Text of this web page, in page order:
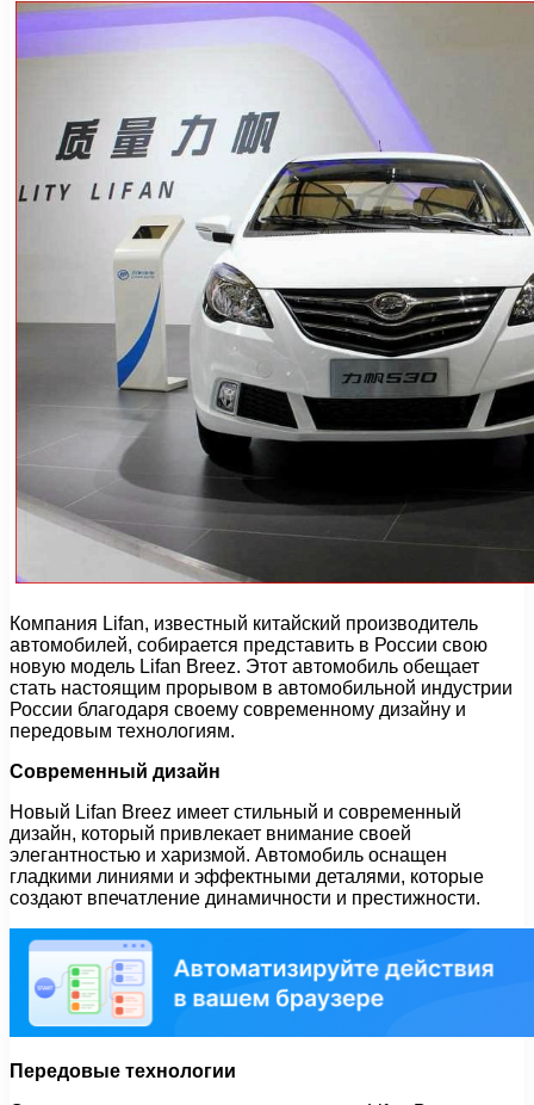
Компания Lifan, известный китайский производитель
автомобилей, собирается представить в России свою
новую модель Lifan Breez. Этот автомобиль обещает
стать настоящим прорывом в автомобильной индустрии
России благодаря своему современному дизайну и
передовым технологиям.
Современный дизайн
Новый Lifan Breez имеет стильный и современный
дизайн, который привлекает внимание своей
элегантностью и харизмой. Автомобиль оснащен
гладкими линиями и эффектными деталями, которые
создают впечатление динамичности и престижности.
Передовые технологии